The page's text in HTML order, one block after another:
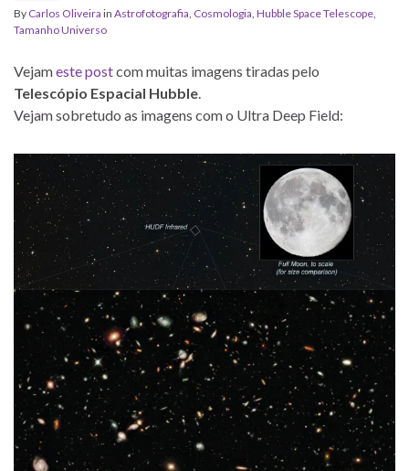
By Carlos Oliveira in Astrofotografia, Cosmologia, Hubble Space Telescope,
Tamanho Universo
Vejameste postcom muitas imagens tiradas pelo
Telescópio Espacial Hubble.
Vejam sobretudo as imagens com o Ultra Deep Field: